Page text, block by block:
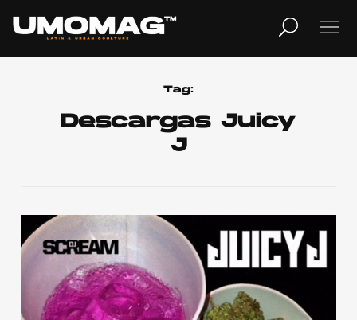
Home
Tag:
Descargas Juicy
J